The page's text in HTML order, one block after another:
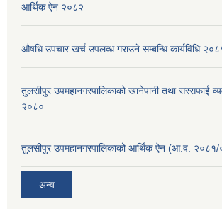
आर्थिक ऐन २०८२
औषधि उपचार खर्च उपलव्ध गराउने सम्बन्धि कार्यविधि
तुलसीपुर उपमहानगरपालिकाको खानेपानी तथा सरसफाई
२०८०
तुलसीपुर उपमहानगरपालिकाको आर्थिक ऐन (आ.व.
अन्य